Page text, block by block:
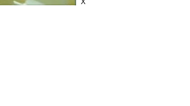
X